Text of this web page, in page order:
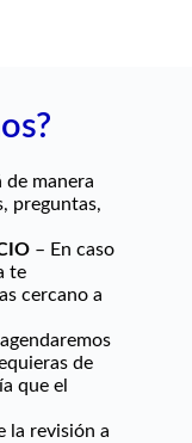
de manera
preguntas,
– En caso
te
cercano a
de
que el
la revisión a